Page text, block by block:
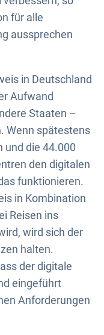
für alle
aussprechen
in Deutschland
Aufwand
Staaten –
Wenn spätestens
und die 44.000
den digitalen
funktionieren.
in Kombination
Reisen ins
wird sich der
halten.
der digitale
eingeführt
Anforderungen